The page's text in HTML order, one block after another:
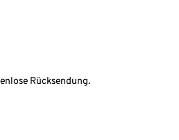
Rücksendung.